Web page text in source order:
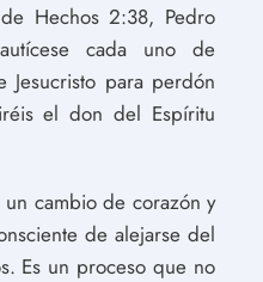
Hechos 2:38, Pedro
cada uno de
para perdón
el don del Espíritu
cambio de corazón y
de alejarse del
Es un proceso que no